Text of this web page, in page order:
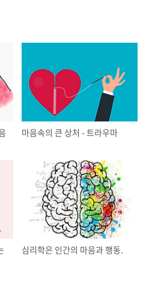
마음속의 큰 상처 - 트라우마
심리학은 인간의 마음과 행동.